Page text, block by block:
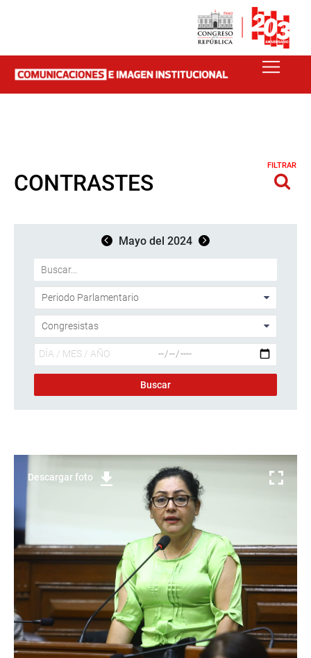
CONTRASTES
FILTRAR
Mayo del 2024
Descargar foto